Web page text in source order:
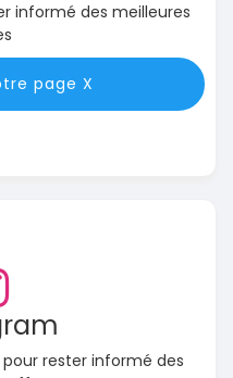
informé des meilleures
page X
rester informé des